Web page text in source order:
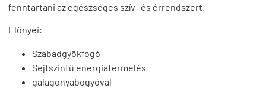
fenntartani az egészséges szív- és érrendszert.
Előnyei:
Szabadgyökfogó
Sejtszintű energiatermelés
galagonyabogyóval